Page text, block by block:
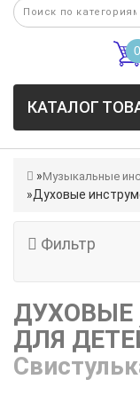
0
КАТАЛОГ
Музыкальные
Духовые
Фильтр
ДЛЯ